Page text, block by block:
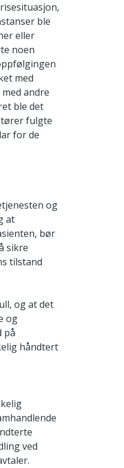
ble
eller
noen
med
andre
ble det
fulgte
for de
og
at
bør
sikre
tilstand
og at det
og
på
håndtert
ved